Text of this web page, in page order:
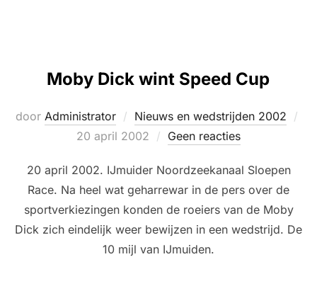
Moby Dick wint Speed Cup
door Administrator Nieuws en wedstrijden 2002
20 april 2002 Geen reacties
20 april 2002. IJmuider Noordzeekanaal Sloepen
Race. Na heel wat geharrewar in de pers over de
sportverkiezingen konden de roeiers van de Moby
Dick zich eindelijk weer bewijzen in een wedstrijd. De
10 mijl van IJmuiden.